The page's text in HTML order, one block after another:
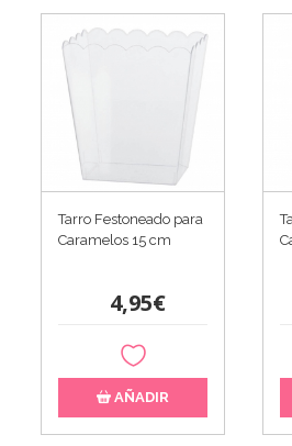
Tarro Festoneado para
Caramelos 15 cm
4,95€
AÑADIR